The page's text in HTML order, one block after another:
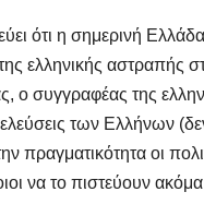
ότι η σημερινή
ελληνικής αστραπής
ο συγγραφέας της
των Ελλήνων
οι
να το πιστεύουν